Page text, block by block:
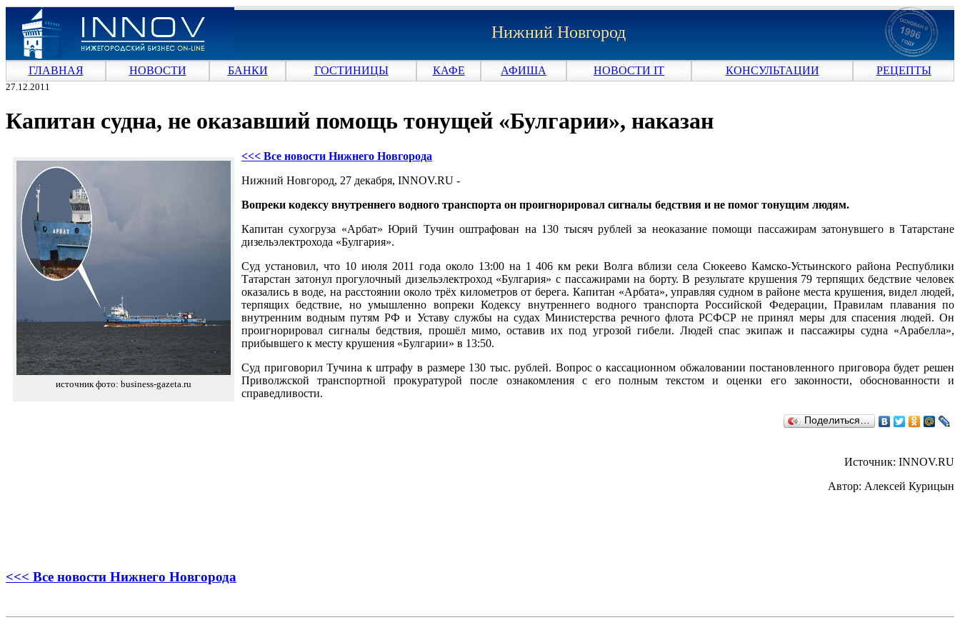
Нижний Новгород
ГЛАВНАЯ НОВОСТИ БАНКИ ГОСТИНИЦЫ КАФЕ АФИША НОВОСТИ IT КОНСУЛЬТАЦИИ РЕЦЕПТЫ
27.12.2011
Капитан судна, не оказавший помощь тонущей «Булгарии», наказан
<<< Все новости Нижнего Новгорода
источник фото: business-gazeta.ru
Нижний Новгород, 27 декабря, INNOV.RU -
Вопреки кодексу внутреннего водного транспорта он проигнорировал сигналы бедствия и не помог тонущим людям.
Капитан сухогруза «Арбат» Юрий Тучин оштрафован на 130 тысяч рублей за неоказание помощи пассажирам затонувшего в Татарстане
дизельэлектрохода «Булгария».
Суд установил, что 10 июля 2011 года около 13:00 на 1 406 км реки Волга вблизи села Сюкеево Камско-Устьинского района Республики
Татарстан затонул прогулочный дизельэлектроход «Булгария» с пассажирами на борту. В результате крушения 79 терпящих бедствие человек
оказались в воде, на расстоянии около трёх километров от берега. Капитан «Арбата», управляя судном в районе места крушения, видел людей,
терпящих бедствие, но умышленно вопреки Кодексу внутреннего водного транспорта Российской Федерации, Правилам плавания по
внутренним водным путям РФ и Уставу службы на судах Министерства речного флота РСФСР не принял меры для спасения людей. Он
проигнорировал сигналы бедствия, прошёл мимо, оставив их под угрозой гибели. Людей спас экипаж и пассажиры судна «Арабелла»,
прибывшего к месту крушения «Булгарии» в 13:50.
Суд приговорил Тучина к штрафу в размере 130 тыс. рублей. Вопрос о кассационном обжаловании постановленного приговора будет решен
Приволжской транспортной прокуратурой после ознакомления с его полным текстом и оценки его законности, обоснованности и
справедливости.
Поделиться…
Источник: INNOV.RU
Автор: Алексей Курицын
<<< Все новости Нижнего Новгорода